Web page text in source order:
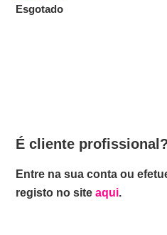
Esgotado
É cliente profissional?
Entre na sua conta ou
registo no siteaqui.